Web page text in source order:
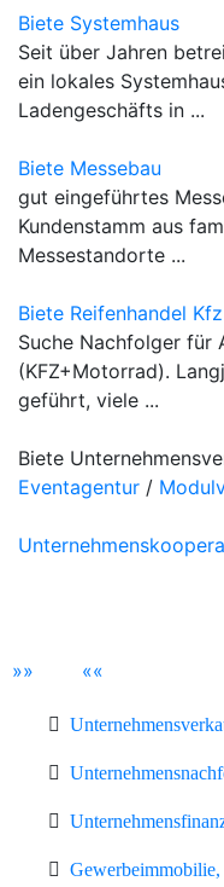
Biete Systemhaus
Seit über Jahren
ein lokales
Ladengeschäfts in ...
Biete Messebau
gut eingeführtes
Kundenstamm aus
Messestandorte ...
Biete Reifenhandel
Suche Nachfolger für
(KFZ+Motorrad).
geführt, viele ...
Biete
Eventagentur /
»» ««